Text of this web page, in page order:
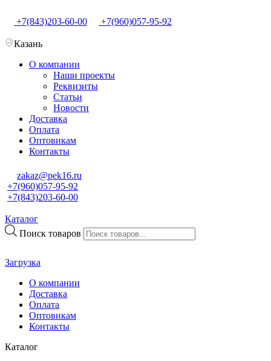
+7(843)203-60-00 +7(960)057-95-92
Казань
О компании
Наши проекты
Реквизиты
Статьи
Новости
Доставка
Оплата
Оптовикам
Контакты
zakaz@pek16.ru
+7(960)057-95-92
+7(843)203-60-00
Каталог
Поиск товаров
Загрузка
О компании
Доставка
Оплата
Оптовикам
Контакты
Каталог